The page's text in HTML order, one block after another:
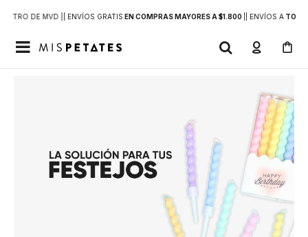
DE MVD | | ENVÍOS GRATIS EN COMPRAS MAYORES A $1.800 | ENVÍOS ATODO
